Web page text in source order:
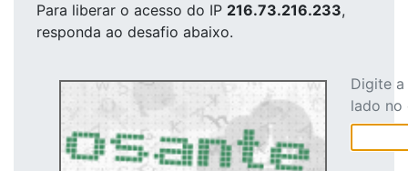
Para liberar o acesso do IP 216.73.216.233,
responda ao desafio abaixo.
Digite
lado no